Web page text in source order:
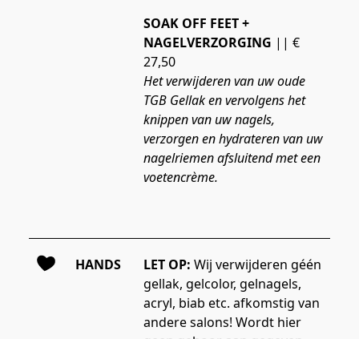
SOAK OFF FEET +
NAGELVERZORGING || €
27,50
Het verwijderen van uw oude
TGB Gellak en vervolgens het
knippen van uw nagels,
verzorgen en hydrateren van uw
nagelriemen afsluitend met een
voetencrème.
HANDS LET OP: Wij verwijderen géén
gellak, gelcolor, gelnagels,
acryl, biab etc. afkomstig van
andere salons! Wordt hier